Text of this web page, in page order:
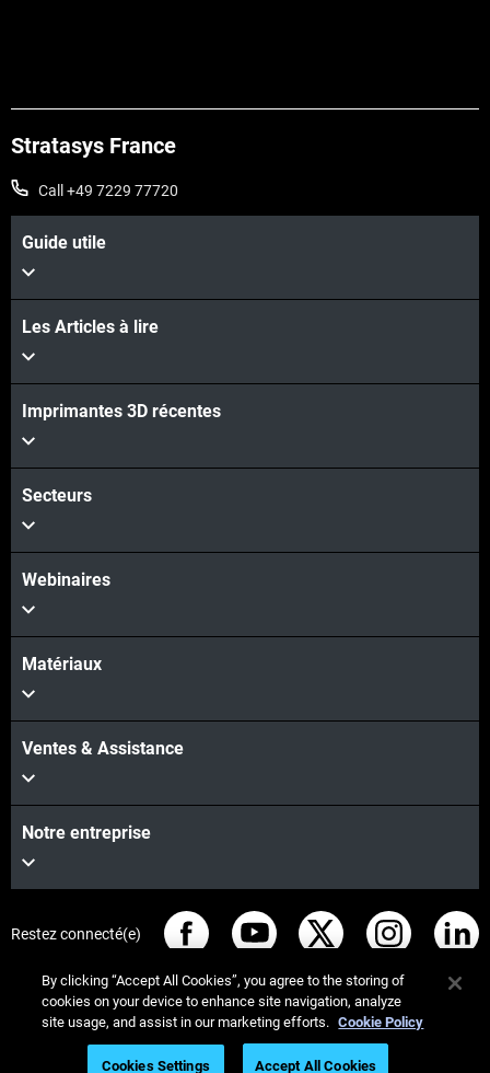
Stratasys France
Call +49 7229 77720
Guide utile
Les Articles à lire
Imprimantes 3D récentes
Secteurs
Webinaires
Matériaux
Ventes & Assistance
Notre entreprise
Restez connecté(e)
© Stratasys 2026
Informations légales
By clicking “Accept All Cookies”, you agree to the storing of
cookies on your device to enhance site navigation, analyze
site usage, and assist in our marketing efforts. Cookie Policy
Cookies Settings Accept All Cookies